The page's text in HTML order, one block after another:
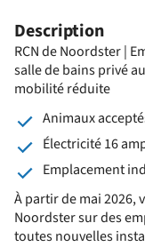
Description
RCN de Noordster |
salle de bains privé
mobilité réduite
Animaux
Électricité 16
Emplacement
À partir de mai 2026,
Noordster sur des
toutes nouvelles